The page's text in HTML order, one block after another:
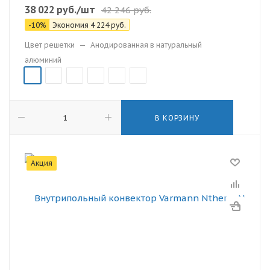
38 022 руб./шт 42 246руб.
-10% Экономия 4 224руб.
Цвет решетки — Анодированная в натуральный
алюминий
В КОРЗИНУ
Акция